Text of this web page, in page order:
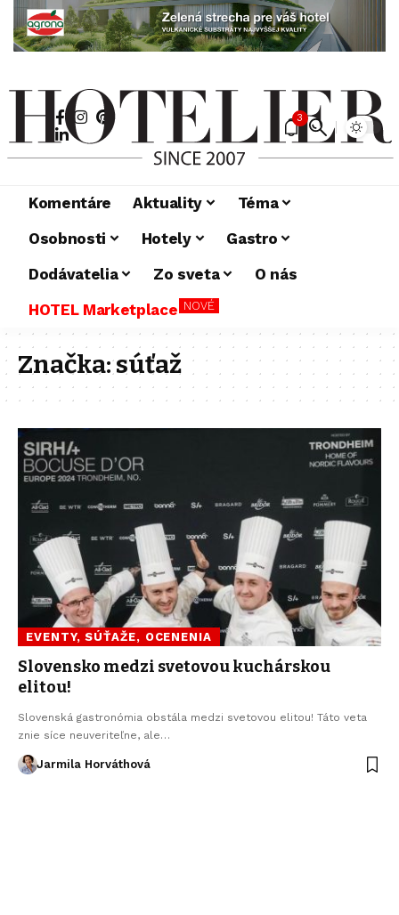
3
Komentáre Aktuality
Téma
Osobnosti
Hotely
Gastro
Dodávatelia
Zo sveta
O nás
HOTEL Marketplace NOVÉ
Značka:súťaž
EVENTY, SÚŤAŽE, OCENENIA
Slovensko medzi svetovou kuchárskou
elitou!
Slovenská gastronómia obstála medzi svetovou elitou! Táto veta
znie síce neuveriteľne, ale…
Jarmila Horváthová